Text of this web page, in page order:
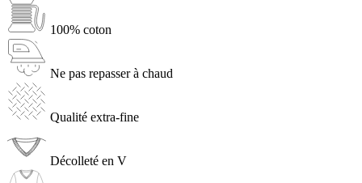
100% coton
Ne pas repasser à chaud
Qualité extra-fine
Décolleté en V